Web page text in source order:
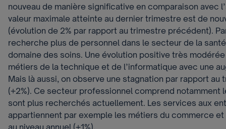
nouveau de manière significative en comparaison avec
valeur maximale atteinte au dernier trimestre est de
(évolution de 2% par rapport au trimestre précédent).
recherche plus de personnel dans le secteur de la
domaine des soins. Une évolution positive très
métiers de la technique et de l’informatique avec une
Mais là aussi, on observe une stagnation par rapport
(+2%). Ce secteur professionnel comprend notamment
sont plus recherchés actuellement. Les services aux
appartiennent par exemple les métiers du commerce
au niveau annuel (+1%).